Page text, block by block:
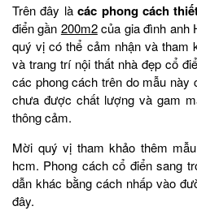
Trên đây làcác phong cách
điển gần 200m2của gia đình anh
quý vị có thể cảm nhận và tham
và trang trí nội thất nhà đẹp cổ
các phong cách trên do mẫu này
chưa được chất lượng và gam
thông cảm.
Mời quý vị tham khảo thêm
hcm. Phong cách cổ điển sang
dẫn khác bằng cách nhấp vào
đây.